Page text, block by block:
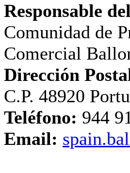
Responsable
Comunidad de
Comercial
Dirección
C.P. 48920
Teléfono: 944
Email: